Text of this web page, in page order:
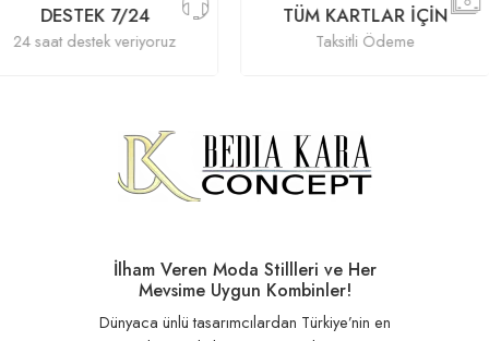
DESTEK 7/24
24 saat destek veriyoruz
TÜM KARTLAR İÇIN
Taksitli Ödeme
İlham Veren Moda Stillleri ve Her
Mevsime Uygun Kombinler!
Dünyaca ünlü tasarımcılardan Türkiye’nin en